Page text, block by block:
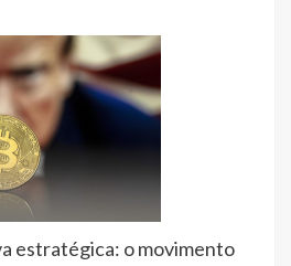
estratégica: o movimento